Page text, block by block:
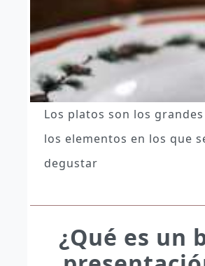
Los platos son los
los elementos en los que
degustar
¿Qué es un